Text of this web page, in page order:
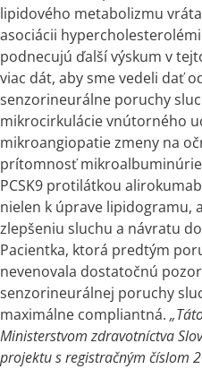
lipidového metabolizmu
asociácii
podnecujú ďalší výskum v
viac dát, aby sme vedeli dať
senzorineurálne poruchy
mikrocirkulácie vnútorného
mikroangiopatie zmeny na
prítomnosť
PCSK9 protilátkou
nielen k úprave lipidogramu,
zlepšeniu sluchu a návratu
Pacientka, ktorá predtým
nevenovala dostatočnú
senzorineurálnej poruchy
maximálne compliantná.
Ministerstvom zdravotníctva
projektusregistračným číslom